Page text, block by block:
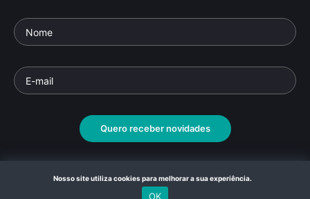
Quero receber novidades
Nosso site utiliza cookies para melhorar a sua experiência.
OK